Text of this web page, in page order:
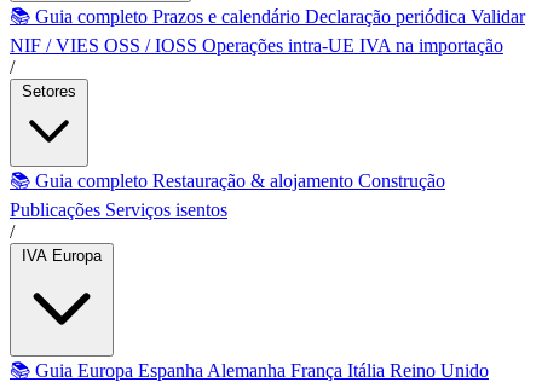
📚 Guia completo Prazos e calendário Declaração periódica Validar
NIF / VIES OSS / IOSS Operações intra-UE IVA na importação
/
📚 Guia completo Restauração & alojamento Construção
Publicações Serviços isentos
/
IVA Europa
📚 Guia Europa Espanha Alemanha França Itália Reino Unido